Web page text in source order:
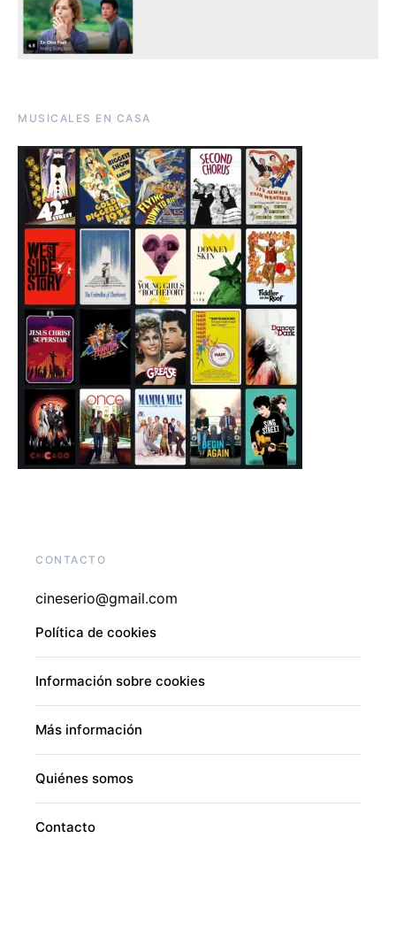
MUSICALES EN CASA
CONTACTO
cineserio@gmail.com
Política de cookies
Información sobre cookies
Más información
Quiénes somos
Contacto